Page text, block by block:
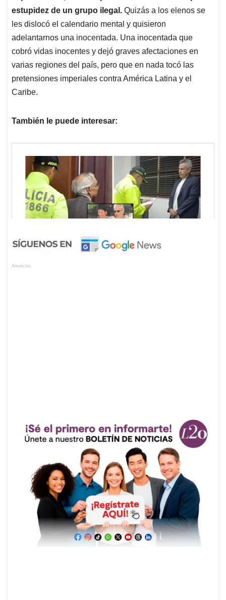
estupidez de un grupo ilegal. Quizás a los elenos se
les dislocó el calendario mental y quisieron
adelantarnos una inocentada. Una inocentada que
cobró vidas inocentes y dejó graves afectaciones en
varias regiones del país, pero que en nada tocó las
pretensiones imperiales contra América Latina y el
Caribe.
También le puede interesar:
Anuncios.